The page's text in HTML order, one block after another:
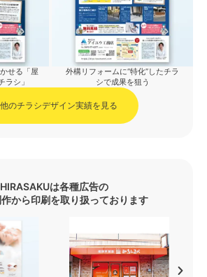
せる「屋
ラシ」
外構リフォームに“特化”したチラ
シで成果を狙う
のチラシデザイン実績を見る
は各種広告の
から印刷を取り扱っております